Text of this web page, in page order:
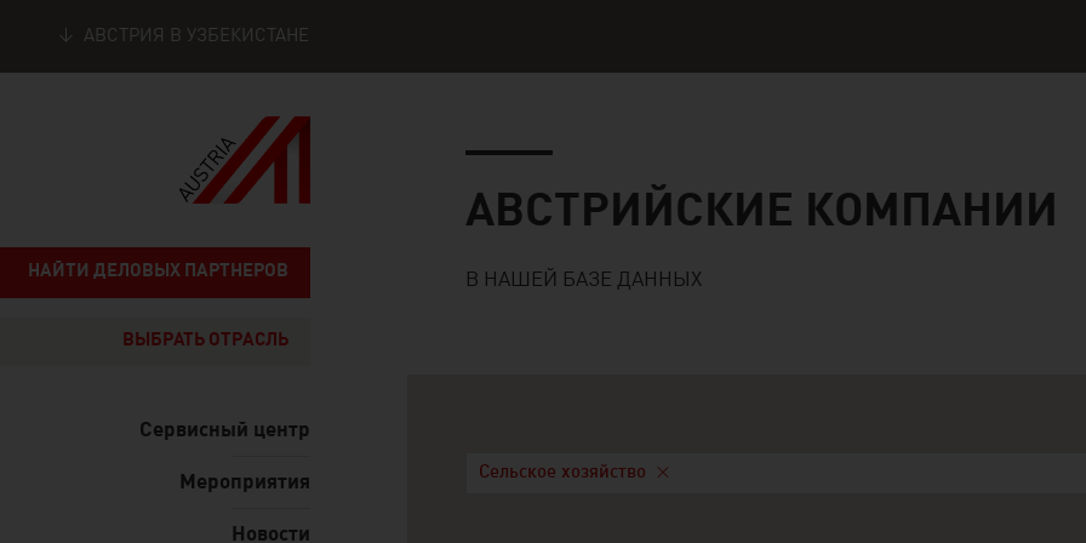
АВСТРИЯ В УЗБЕКИСТАНЕ
НАЙТИ ДЕЛОВЫХ ПАРТНЕРОВ
ВЫБРАТЬ ОТРАСЛЬ
Сервисный центр
Мероприятия
Новости
АВСТРИЙСКИЕ КОМПАНИИ
В НАШЕЙ БАЗЕ ДАННЫХ
Сельское хозяйство